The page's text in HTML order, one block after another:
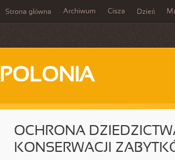
Strona główna Archiwum Cisza Dzień
POLONIA
OCHRONA
KONSERWACJI